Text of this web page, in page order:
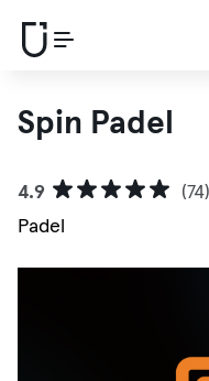
Spin Padel
4.9
(74)
Padel